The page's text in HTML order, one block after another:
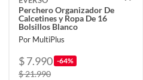
Perchero Organizador De
Calcetines y Ropa De 16
Bolsillos Blanco
Por MultiPlus
$ 7.990 -64%
$ 21.990